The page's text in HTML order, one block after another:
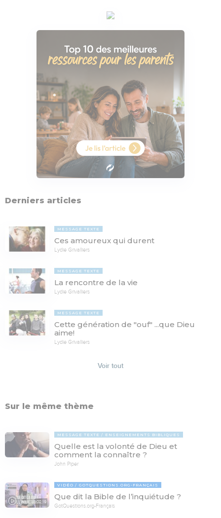
Derniers articles
MESSAGE TEXTE
Ces amoureux qui durent
Lydie Grivalliers
MESSAGE TEXTE
La rencontre de la vie
Lydie Grivalliers
MESSAGE TEXTE
Cette génération de "ouf" ...que Dieu
aime!
Lydie Grivalliers
Voir tout
Sur le même thème
MESSAGE TEXTE ENSEIGNEMENTS BIBLIQUES
Quelle est la volonté de Dieu et
comment la connaître ?
John Piper
02:19
VIDÉO GOTQUESTIONS.ORG-FRANÇAIS
Que dit la Bible de l’inquiétude ?
GotQuestions.org-Français